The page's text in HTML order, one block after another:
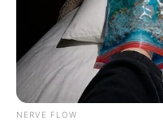
NERVE FLOW